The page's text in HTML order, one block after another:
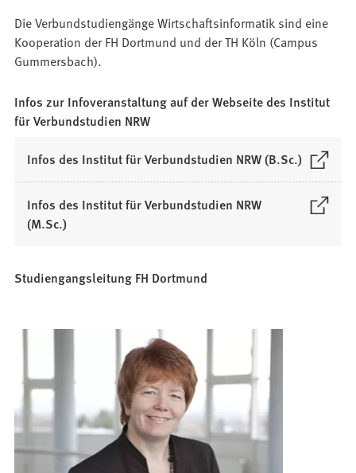
Die Verbundstudiengänge Wirtschaftsinformatik sind eine
Kooperation der FH Dortmund und der TH Köln (Campus
Gummersbach).
Infos zur Infoveranstaltung auf der Webseite des Institut
für Verbundstudien NRW
Infos des Institut für Verbundstudien NRW (B.Sc.)
Ö
t
m
n
e
Infos des Institut für Verbundstudien NRW
(M.Sc.)
f
i
n
e
Studiengangsleitung FH Dortmund